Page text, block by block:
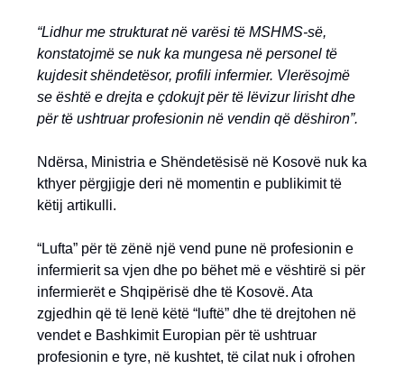
“Lidhur me strukturat në varësi të MSHMS-së,
konstatojmë se nuk ka mungesa në personel të
kujdesit shëndetësor, profili infermier. Vlerësojmë
se është e drejta e çdokujt për të lëvizur lirisht dhe
për të ushtruar profesionin në vendin që dëshiron”.
Ndërsa, Ministria e Shëndetësisë në Kosovë nuk ka
kthyer përgjigje deri në momentin e publikimit të
këtij artikulli.
“Lufta” për të zënë një vend pune në profesionin e
infermierit sa vjen dhe po bëhet më e vështirë si për
infermierët e Shqipërisë dhe të Kosovë. Ata
zgjedhin që të lenë këtë “luftë” dhe të drejtohen në
vendet e Bashkimit Europian për të ushtruar
profesionin e tyre, në kushtet, të cilat nuk i ofrohen